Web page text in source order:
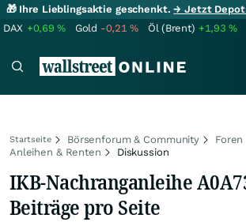
🎁 Ihre Lieblingsaktie geschenkt.→ Jetzt
DAX +0,69% Gold -0,21% Öl (Brent) +1,93%
Startseite Börsenforum & Community
Foren
Anleihen & Renten
Diskussion
IKB-Nachranganleihe
Beiträge pro Seite